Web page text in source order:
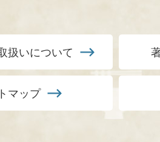
扱いについて
マップ